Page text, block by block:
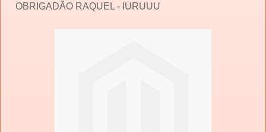
OBRIGADÃO RAQUEL - IURUUU